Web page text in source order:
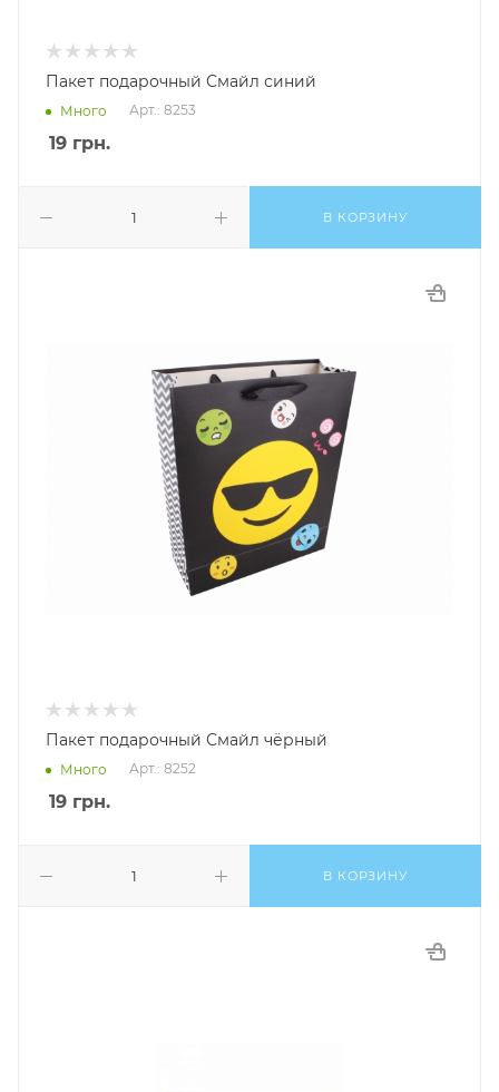
Пакет подарочный Смайл синий
Много Арт.: 8253
19 грн.
В КОРЗИНУ
Пакет подарочный Смайл чёрный
Много Арт.: 8252
19 грн.
В КОРЗИНУ